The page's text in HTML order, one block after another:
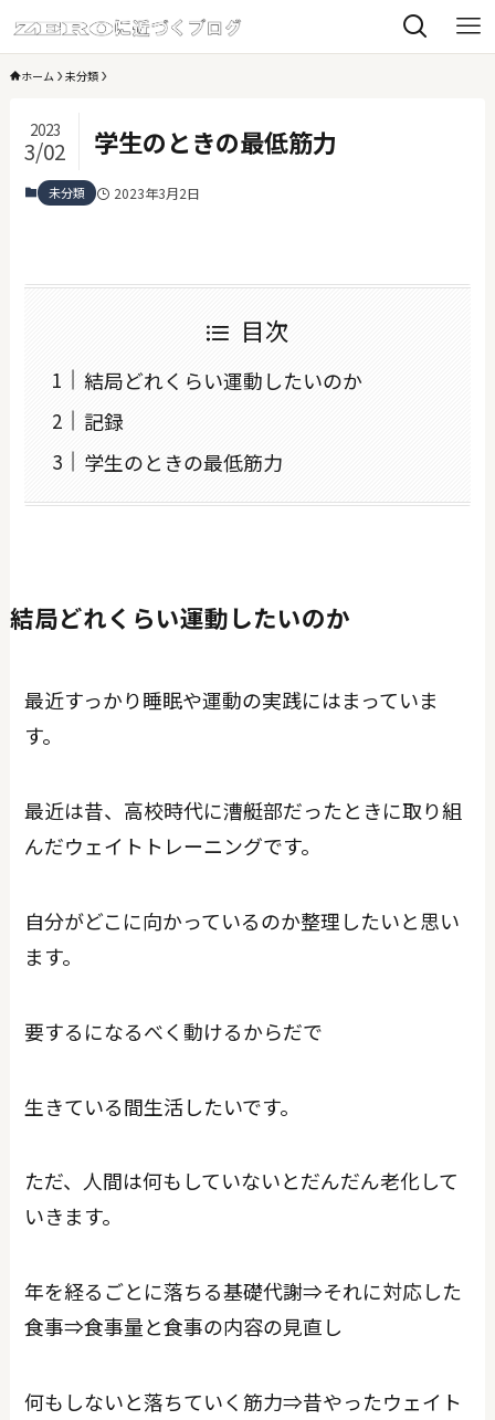
ホーム 未分類
学生のときの最低筋力
2023
3/02
未分類 2023年3月2日
目次
結局どれくらい運動したいのか
記録
学生のときの最低筋力
結局どれくらい運動したいのか
最近すっかり睡眠や運動の実践にはまっていま
す。
最近は昔、高校時代に漕艇部だったときに取り組
んだウェイトトレーニングです。
自分がどこに向かっているのか整理したいと思い
ます。
要するになるべく動けるからだで
生きている間生活したいです。
ただ、人間は何もしていないとだんだん老化して
いきます。
年を経るごとに落ちる基礎代謝⇒それに対応した
食事⇒食事量と食事の内容の見直し
何もしないと落ちていく筋力⇒昔やったウェイト